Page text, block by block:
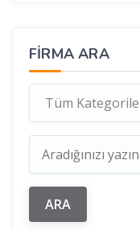
FIRMA ARA